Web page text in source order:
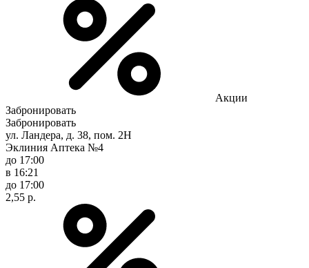
Акции
Забронировать
Забронировать
ул. Ландера, д. 38, пом. 2Н
Эклиния Аптека №4
до 17:00
в 16:21
до 17:00
2,55 р.